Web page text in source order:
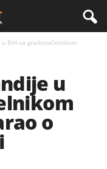
BiH sa gradonačelnikom
u
o